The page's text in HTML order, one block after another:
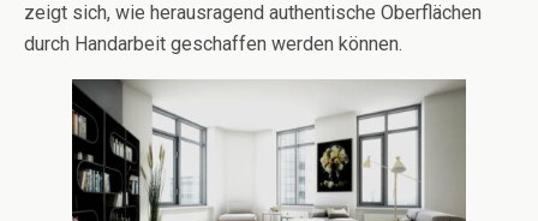
zeigt sich, wie herausragend authentische Oberflächen
durch Handarbeit geschaffen werden können.